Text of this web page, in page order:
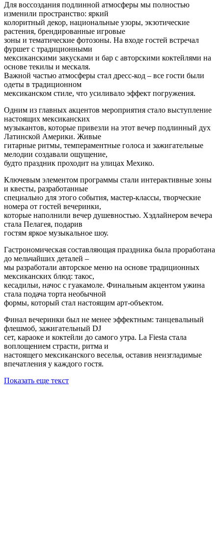
Для воссоздания подлинной атмосферы мы полностью
изменили пространство: яркий
колоритный декор, национальные узоры, экзотические
растения, брендированные игровые
зоны и тематические фотозоны. На входе гостей встречал
фуршет с традиционными
мексиканскими закусками и бар с авторскими коктейлями на
основе текилы и мескаля.
Важной частью атмосферы стал дресс-код – все гости были
одеты в традиционном
мексиканском стиле, что усиливало эффект погружения.
Одним из главных акцентов мероприятия стало выступление
настоящих мексиканских
музыкантов, которые привезли на этот вечер подлинный дух
Латинской Америки. Живые
гитарные ритмы, темпераментные голоса и зажигательные
мелодии создавали ощущение,
будто праздник проходит на улицах Мехико.
Ключевым элементом программы стали интерактивные зоны
и квесты, разработанные
специально для этого события, мастер-классы, творческие
номера от гостей вечеринки,
которые наполнили вечер душевностью. Хэдлайнером вечера
стала Пелагея, подарив
гостям яркое музыкальное шоу.
Гастрономическая составляющая праздника была проработана
до мельчайших деталей –
мы разработали авторское меню на основе традиционных
мексиканских блюд: такос,
кесадильи, начос с гуакамоле. Финальным акцентом ужина
стала подача торта необычной
формы, который стал настоящим арт-объектом.
Финал вечеринки был не менее эффектным: танцевальный
флешмоб, зажигательный DJ
сет, караоке и коктейли до самого утра. La Fiesta стала
воплощением страсти, ритма и
настоящего мексиканского веселья, оставив неизгладимые
впечатления у каждого гостя.
Показать еще текст